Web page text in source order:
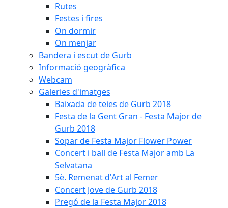
Rutes
Festes i fires
On dormir
On menjar
Bandera i escut de Gurb
Informació geogràfica
Webcam
Galeries d'imatges
Baixada de teies de Gurb 2018
Festa de la Gent Gran - Festa Major de
Gurb 2018
Sopar de Festa Major Flower Power
Concert i ball de Festa Major amb La
Selvatana
5è. Remenat d'Art al Femer
Concert Jove de Gurb 2018
Pregó de la Festa Major 2018